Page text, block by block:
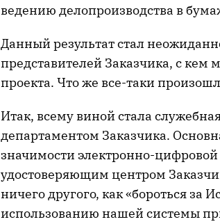
ведению делопроизводства в
Данный результат стал
представителей Заказчика, с кем
проекта. Что же все-таки
Итак, всему виной стала
департаментом Заказчика.
значимости электронно-
удостоверяющим центром
ничего другого, как «бороться за
использованию нашей системы